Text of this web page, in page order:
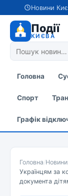
Новини
Події
КИЄВА
Головна
Спорт
Графік
Головна/Новини
Українцям за
документа